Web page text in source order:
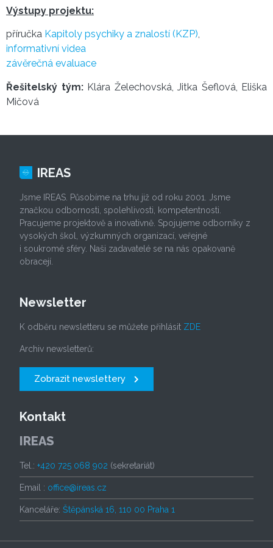
Výstupy projektu:
příručka Kapitoly psychiky a znalostí (KZP),
informativní videa
závěrečná evaluace
Řešitelský tým:Klára Želechovská, Jitka Šeflová, Eliška
Mičová
IREAS
Jsme IREAS. Působíme na trhu již od roku 2001. Jsme
značkou odbornosti, spolehlivosti, kompetentnosti.
Pracujeme projektově a inovativně. Spojujeme odborníky z
vysokých škol, výzkumných organizací, veřejné
i soukromé sféry. Naši zadavatelé se na nás opakovaně
obracejí.
Newsletter
K odběru newsletteru se můžete přihlásit ZDE
Archiv newsletterů:
Zobrazit newslettery
Kontakt
IREAS
Tel.: +420 725 068 902 (sekretariát)
Email : office@ireas.cz
Kanceláře: Štěpánská 16, 110 00 Praha 1